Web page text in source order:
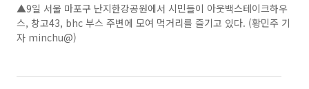
▲9일 서울 마포구 난지한강공원에서 시민들이 아웃백스테이크하우
스, 창고43, bhc 부스 주변에 모여 먹거리를 즐기고 있다. (황민주 기
자 minchu@)